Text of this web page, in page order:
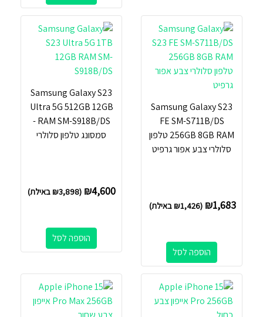
Samsung Galaxy S23
FE SM-S711B/DS
256GB 8GB RAM טלפון
סלולרי צבע אפור גרפיט
₪1,683
(
₪1,426 באילת)
הוספה לסל
Samsung Galaxy S23
Ultra 5G 512GB 12GB
RAM SM-S918B/DS -
סמסונג טלפון סלולרי
₪4,600
(
₪3,898 באילת)
הוספה לסל